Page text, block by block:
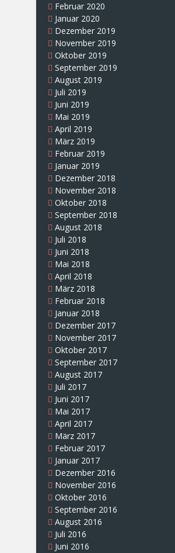
Februar 2020
Januar 2020
Dezember 2019
November 2019
Oktober 2019
September 2019
August 2019
Juli 2019
Juni 2019
Mai 2019
April 2019
März 2019
Februar 2019
Januar 2019
Dezember 2018
November 2018
Oktober 2018
September 2018
August 2018
Juli 2018
Juni 2018
Mai 2018
April 2018
März 2018
Februar 2018
Januar 2018
Dezember 2017
November 2017
Oktober 2017
September 2017
August 2017
Juli 2017
Juni 2017
Mai 2017
April 2017
März 2017
Februar 2017
Januar 2017
Dezember 2016
November 2016
Oktober 2016
September 2016
August 2016
Juli 2016
Juni 2016